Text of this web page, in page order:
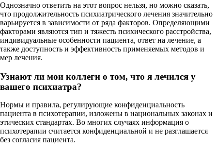
Однозначно ответить на этот вопрос нельзя, но можно сказать,
что продолжительность психиатрического лечения значительно
варьируется в зависимости от ряда факторов. Определяющими
факторами являются тип и тяжесть психического расстройства,
индивидуальные особенности пациента, ответ на лечение, а
также доступность и эффективность применяемых методов и
мер лечения.
Узнают ли мои коллеги о том, что я лечился у
вашего психиатра?
Нормы и правила, регулирующие конфиденциальность
пациента в психотерапии, изложены в национальных законах и
этических стандартах. Во многих случаях информация о
психотерапии считается конфиденциальной и не разглашается
без согласия пациента.